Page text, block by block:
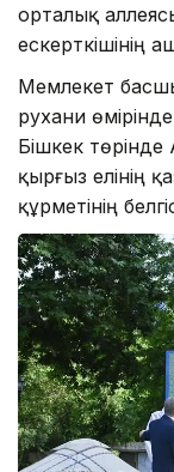
орталық
ескерткішінің
Мемлекет
рухани
Бішкек төрінде
қырғыз елінің
құрметінің